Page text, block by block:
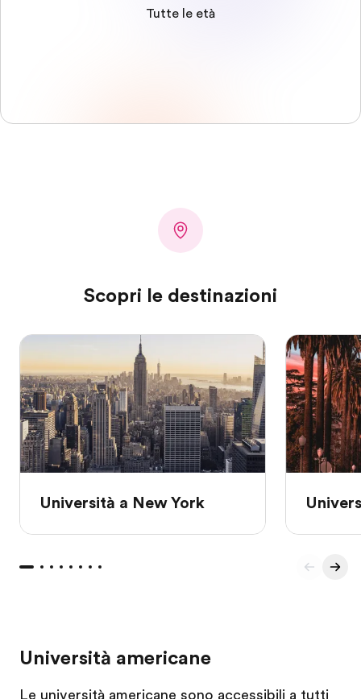
Tutte le età
Scopri le destinazioni
Università a New York
Università americane
Le università americane sono accessibili a tutti